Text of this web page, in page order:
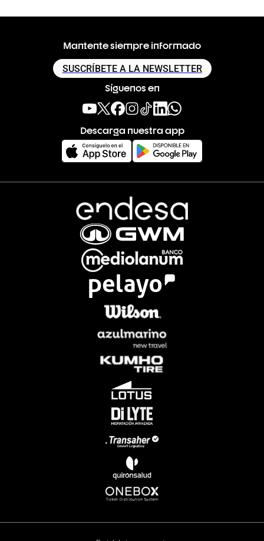
Mantente siempre informado
SUSCRÍBETE A LA NEWSLETTER
Síguenos en
Descarga nuestra app